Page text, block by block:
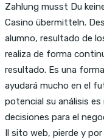
Zahlung musst Du
Casino übermitteln.
alumno, resultado de
realiza de forma
resultado. Es una
ayudará mucho en el
potencial su análisis
decisiones para el
Il sito web, pierde y